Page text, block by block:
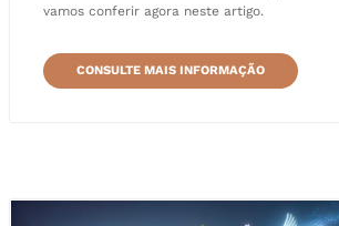
vamos conferir agora neste artigo.
CONSULTE MAIS INFORMAÇÃO